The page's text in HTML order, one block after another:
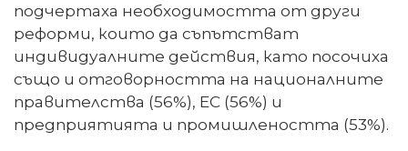
подчертаха необходимостта от други
реформи, които да съпътстват
индивидуалните действия, като посочиха
също и отговорността на националните
правителства (56%), ЕС (56%) и
предприятията и промишлеността (53%).